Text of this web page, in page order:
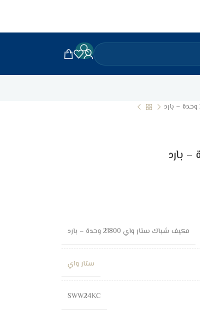
مكيف شباك ستار واي 21800 وحدة – بارد
ستار واي
SWW24KC